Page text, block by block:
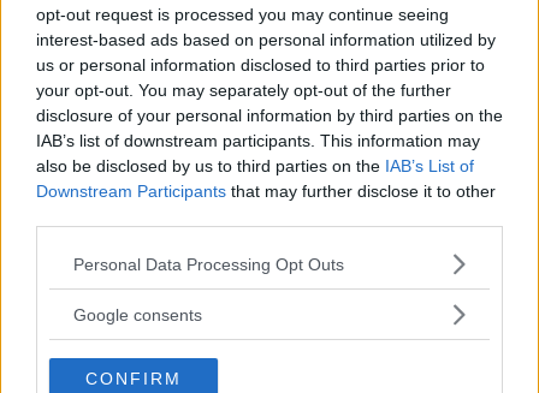
opt-out request is processed you may continue seeing
interest-based ads based on personal information utilized by
us or personal information disclosed to third parties prior to
your opt-out. You may separately opt-out of the further
disclosure of your personal information by third parties on the
IAB’s list of downstream participants. This information may
also be disclosed by us to third parties on the IAB’s List of
Downstream Participants that may further disclose it to other
Please note that this website/app uses one or more Google
not limited to your visit or usage behaviour. You may click to
use your data for below specified purposes in below Google
consent section.
Personal Data Processing Opt Outs
Google consents
CONFIRM